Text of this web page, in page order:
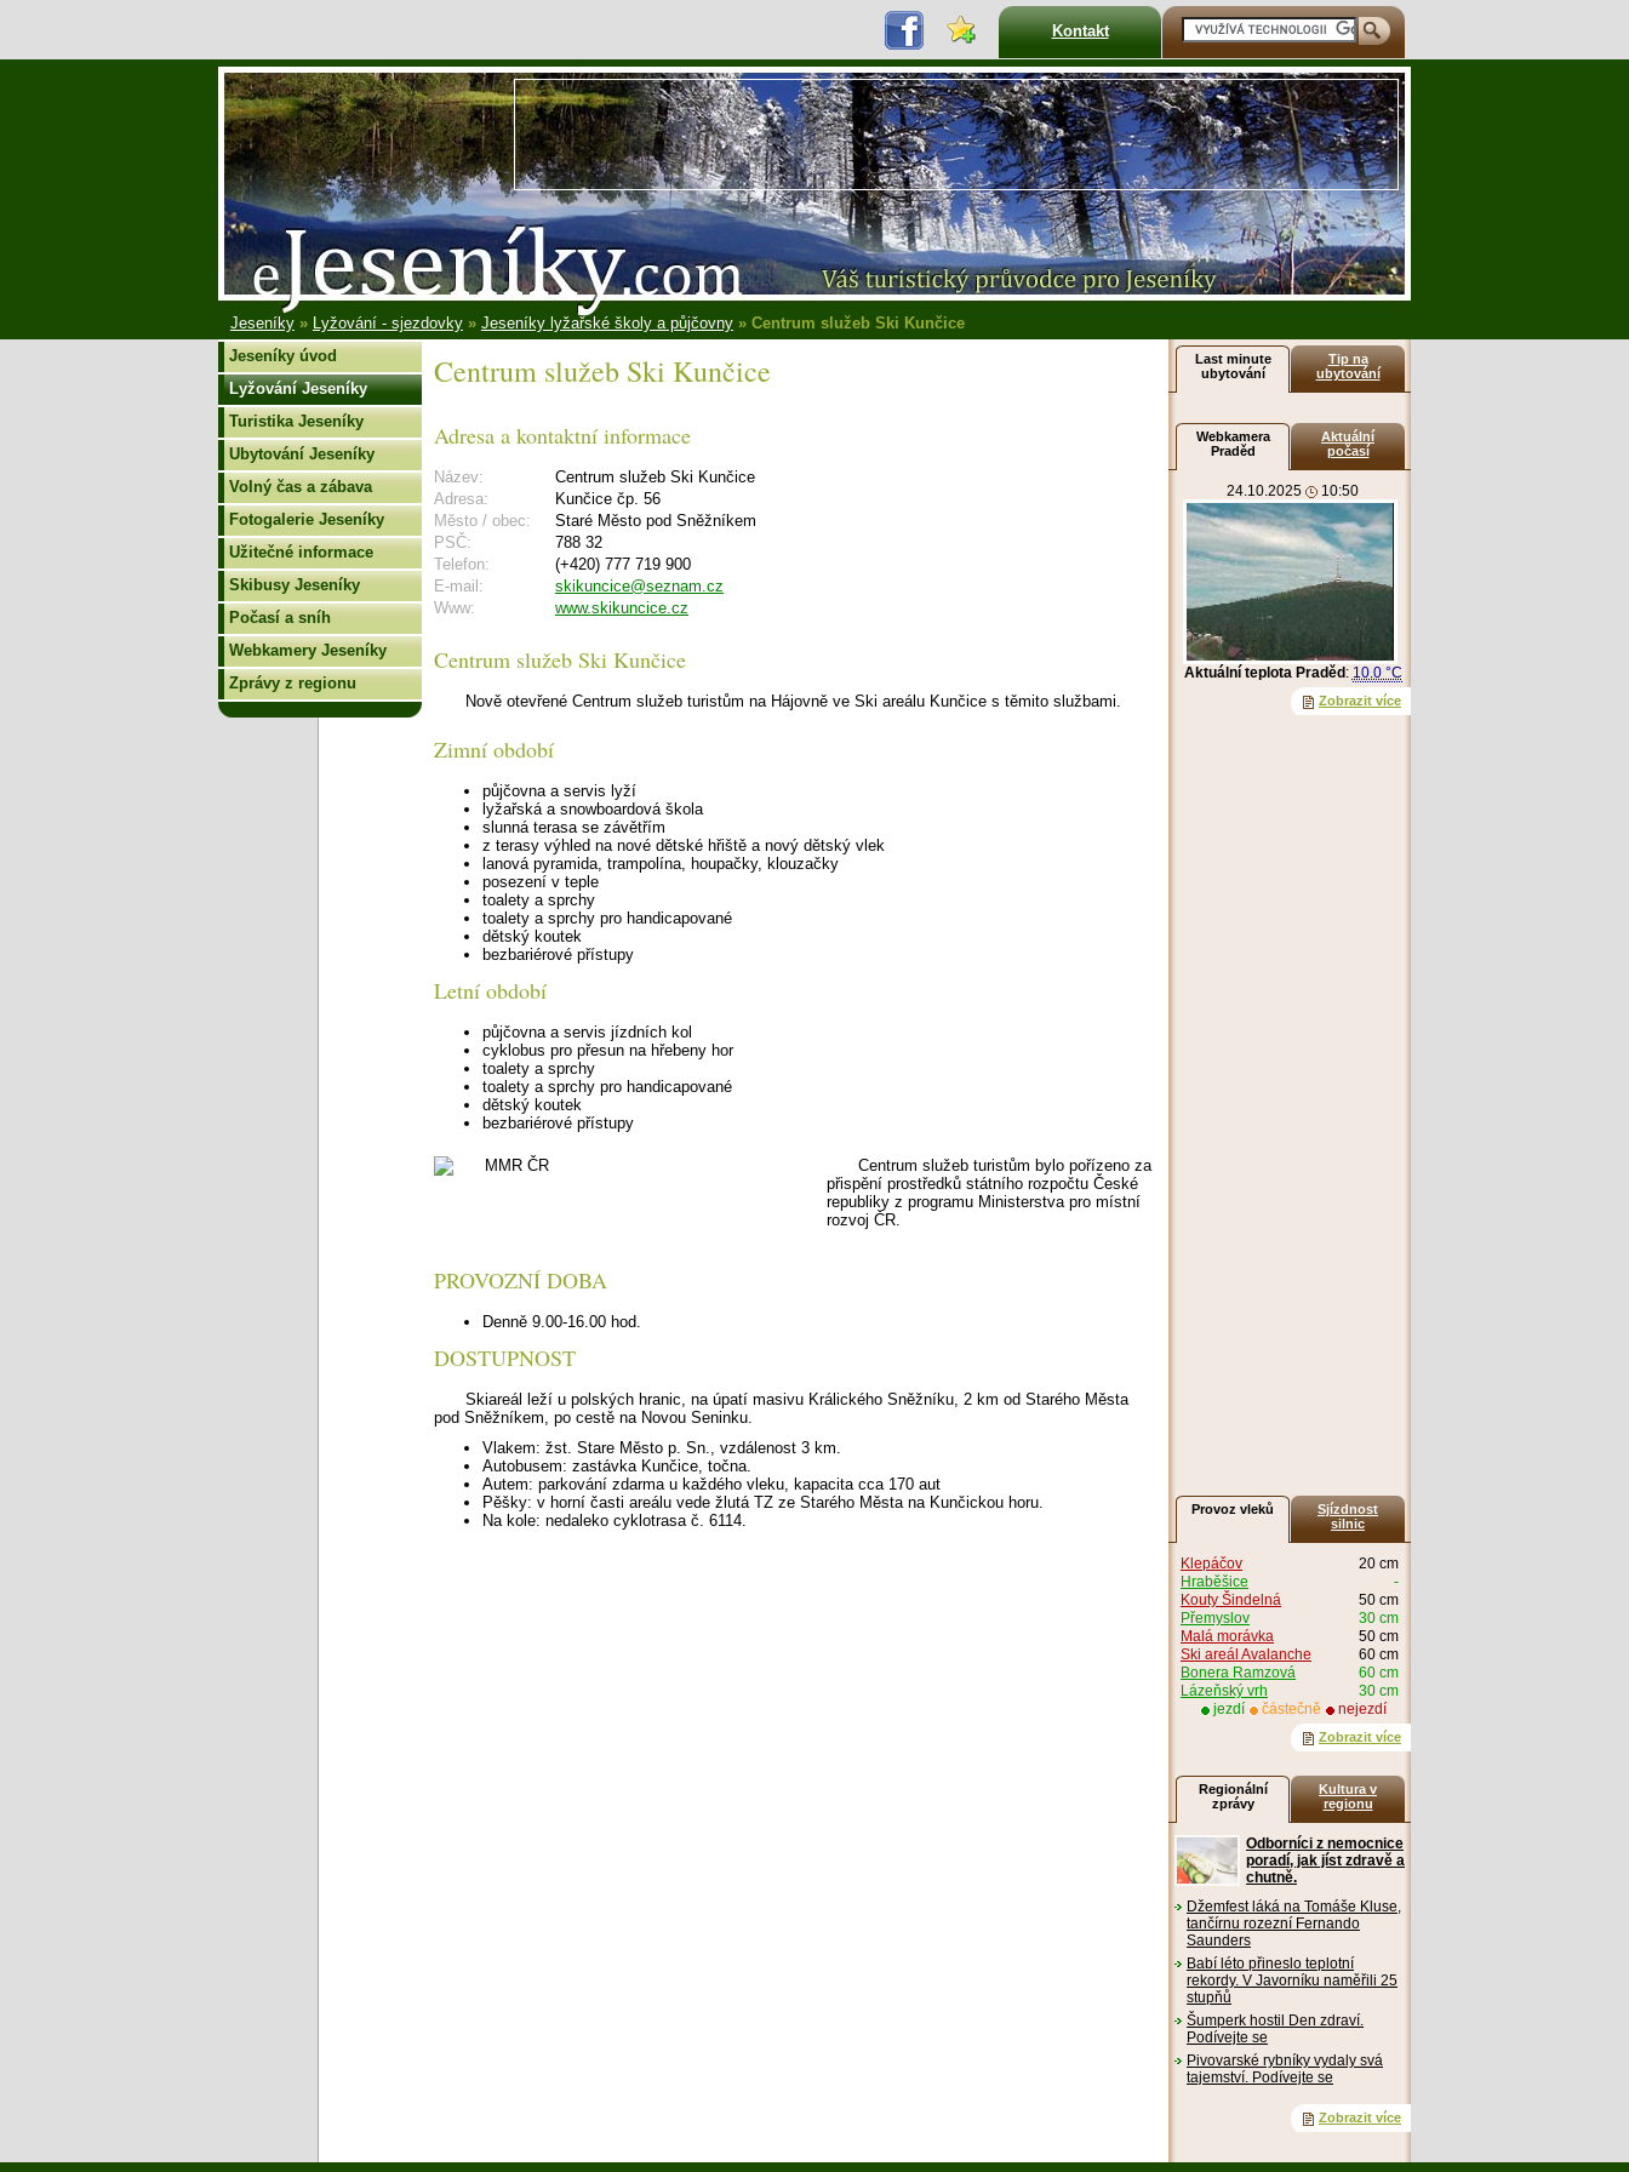
Kontakt
Jeseníky» Lyžování - sjezdovky» Jeseníky lyžařské školy a půjčovny» Centrum služeb Ski Kunčice
Centrum služeb Ski Kunčice
Adresa a kontaktní informace
Název:
Centrum služeb Ski Kunčice
Adresa:
Kunčice čp. 56
Město / obec:
Staré Město pod Sněžníkem
PSČ:
788 32
Telefon:
(+420) 777 719 900
E-mail:
skikuncice@seznam.cz
Www:
www.skikuncice.cz
Centrum služeb Ski Kunčice
Nově otevřené Centrum služeb turistům na Hájovně ve Ski areálu Kunčice s těmito službami.
Zimní období
půjčovna a servis lyží
lyžařská a snowboardová škola
slunná terasa se závětřím
z terasy výhled na nové dětské hřiště a nový dětský vlek
lanová pyramida, trampolína, houpačky, klouzačky
posezení v teple
toalety a sprchy
toalety a sprchy pro handicapované
dětský koutek
bezbariérové přístupy
Letní období
půjčovna a servis jízdních kol
cyklobus pro přesun na hřebeny hor
toalety a sprchy
toalety a sprchy pro handicapované
dětský koutek
bezbariérové přístupy
Centrum služeb turistům bylo pořízeno za
přispění prostředků státního rozpočtu České
republiky z programu Ministerstva pro místní
rozvoj ČR.
PROVOZNÍ DOBA
Denně 9.00-16.00 hod.
DOSTUPNOST
Skiareál leží u polských hranic, na úpatí masivu Králického Sněžníku, 2 km od Starého Města
pod Sněžníkem, po cestě na Novou Seninku.
Vlakem: žst. Stare Město p. Sn., vzdálenost 3 km.
Autobusem: zastávka Kunčice, točna.
Autem: parkování zdarma u každého vleku, kapacita cca 170 aut
Pěšky: v horní časti areálu vede žlutá TZ ze Starého Města na Kunčickou horu.
Na kole: nedaleko cyklotrasa č. 6114.
Last minute
ubytování
Tip na
ubytování
Webkamera
Praděd
Aktuální
počasí
24.10.2025 10:50
Aktuální teplota Praděd : 10.0 °C
Zobrazit více
Provoz vleků
Sjízdnost
silnic
Klepáčov
20 cm
Hraběšice
-
Kouty Šindelná
50 cm
Přemyslov
30 cm
Malá morávka
50 cm
Ski areál Avalanche
60 cm
Bonera Ramzová
60 cm
Lázeňský vrh
30 cm
jezdí
částečně nejezdí
Zobrazit více
Regionální
zprávy
Kultura v
regionu
Odborníci z nemocnice
poradí, jak jíst zdravě a
chutně.
Džemfest láká na Tomáše Kluse,
tančírnu rozezní Fernando
Saunders
Babí léto přineslo teplotní
rekordy. V Javorníku naměřili 25
stupňů
Šumperk hostil Den zdraví.
Podívejte se
Pivovarské rybníky vydaly svá
tajemství. Podívejte se
Zobrazit více
Jeseníky úvod
Lyžování Jeseníky
Turistika Jeseníky
Ubytování Jeseníky
Volný čas a zábava
Fotogalerie Jeseníky
Užitečné informace
Skibusy Jeseníky
Počasí a sníh
Webkamery Jeseníky
Zprávy z regionu